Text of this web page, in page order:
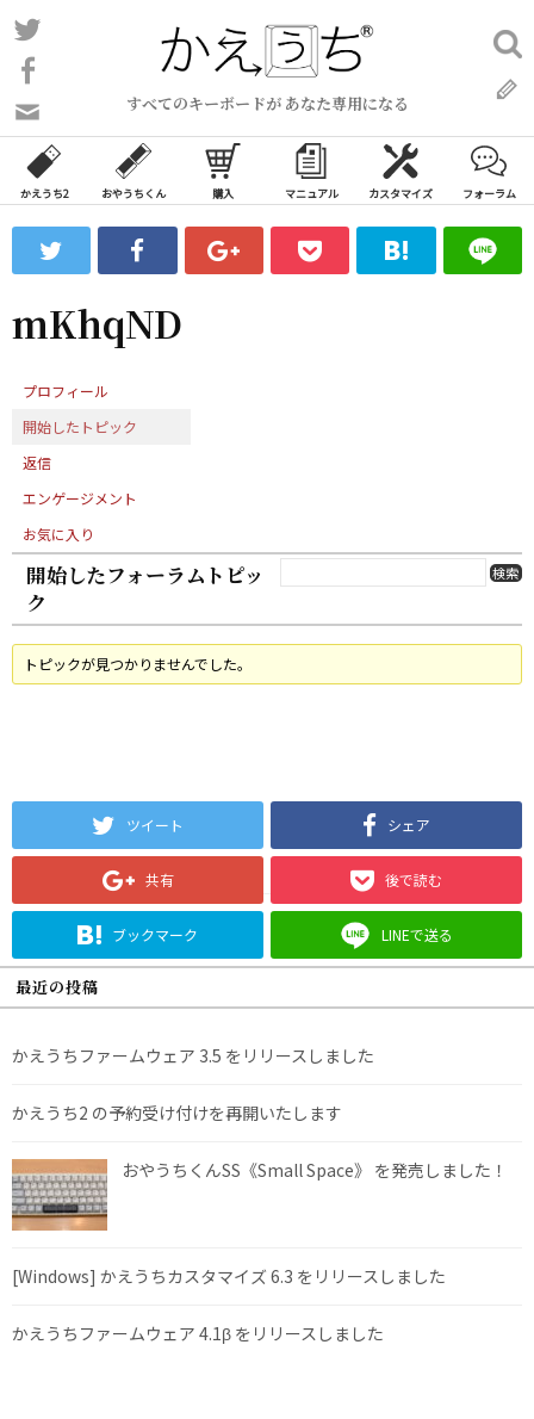
コ
ン
ン
ツ
ス
ッ
すべてのキーボードが あなた専用になる
い
合
わ
フ
ォ
ム
検
索:
かえうち2 おやうちくん 購入 マニュアル カスタマイズ フォーラム
mKhqND
プロフィール
開始したトピック
返信
エンゲージメント
お気に入り
開始したフォーラムトピッ
ク
トピックが見つかりませんでした。
ツイート シェア
共有 後で読む
ブックマーク LINEで送る
最近の投稿
かえうちファームウェア 3.5 をリリースしました
かえうち2 の予約受け付けを再開いたします
おやうちくんSS《Small Space》 を発売しました！
[Windows] かえうちカスタマイズ 6.3 をリリースしました
かえうちファームウェア 4.1β をリリースしました